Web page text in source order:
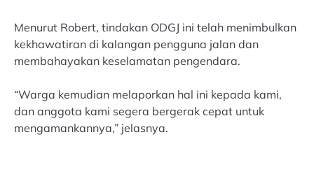
Menurut Robert, tindakan ODGJ ini telah menimbulkan
kekhawatiran di kalangan pengguna jalan dan
membahayakan keselamatan pengendara.
“Warga kemudian melaporkan hal ini kepada kami,
dan anggota kami segera bergerak cepat untuk
mengamankannya,” jelasnya.